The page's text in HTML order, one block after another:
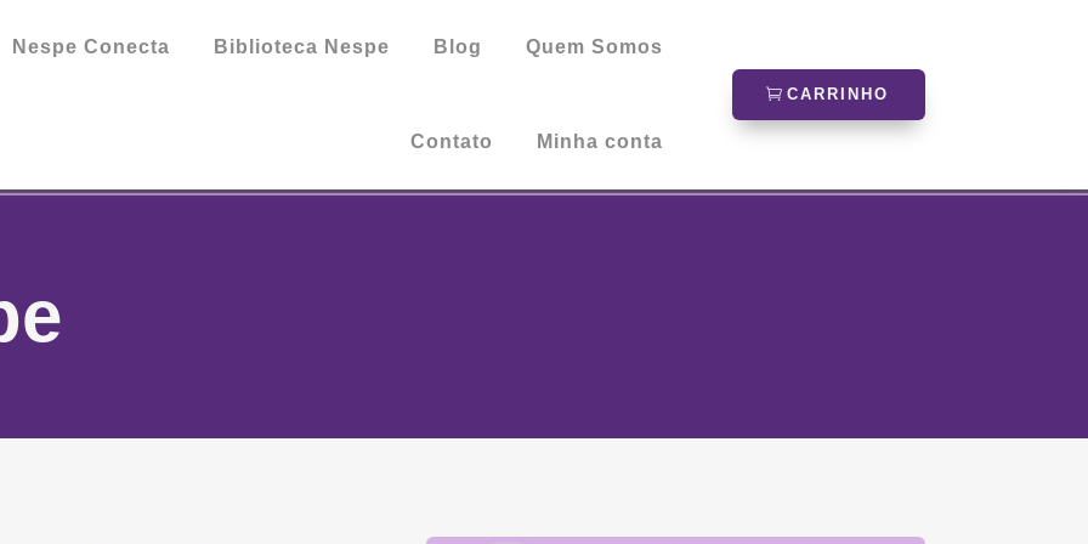
Nespe Conecta Biblioteca Nespe Blog Quem Somos
Contato Minha conta
CARRINHO